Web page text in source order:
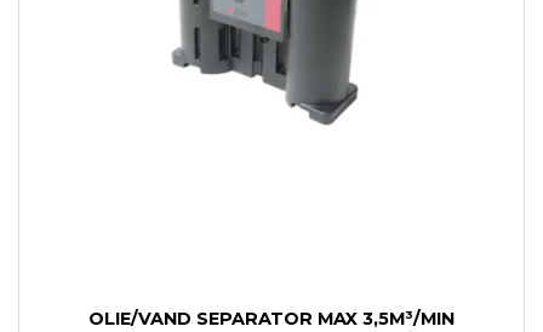
OLIE/VAND SEPARATOR MAX 3,5M³/MIN